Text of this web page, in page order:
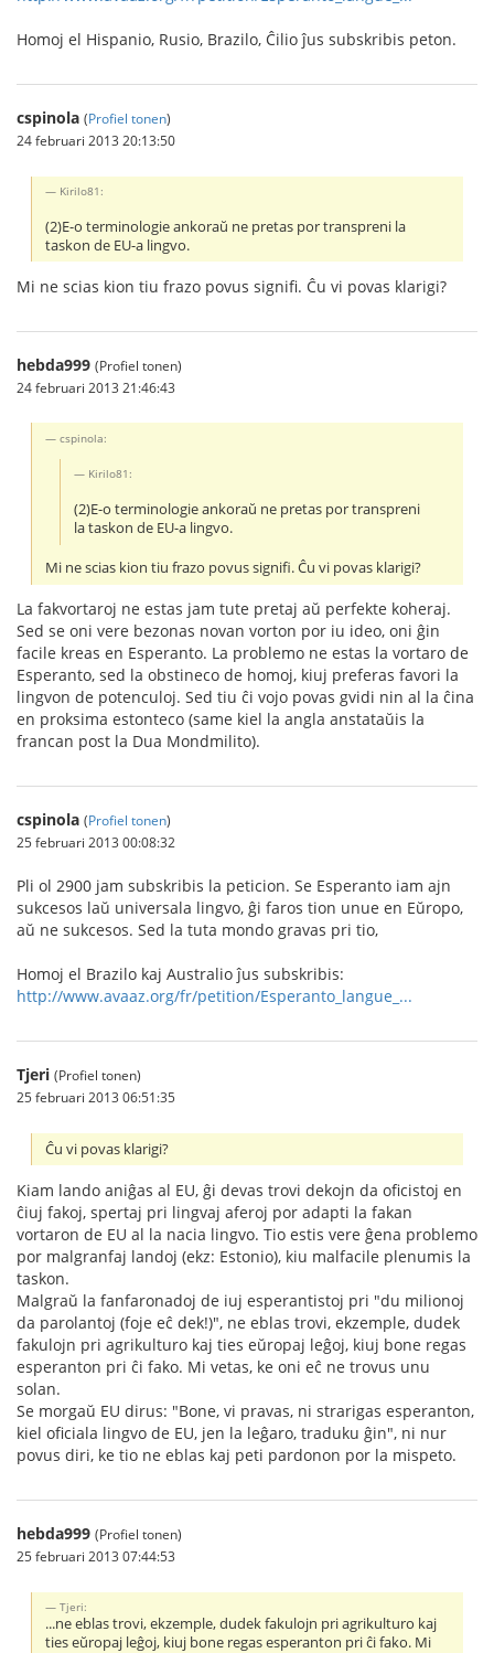
Homoj el Hispanio, Rusio, Brazilo, Ĉilio ĵus subskribis peton.
cspinola (Profiel tonen)
24 februari 2013 20:13:50
Kirilo81:
(2)E-o terminologie ankoraŭ ne pretas por transpreni la
taskon de EU-a lingvo.
Mi ne scias kion tiu frazo povus signifi. Ĉu vi povas klarigi?
hebda999 (Profiel tonen)
24 februari 2013 21:46:43
cspinola:
Kirilo81:
(2)E-o terminologie ankoraŭ ne pretas por transpreni
la taskon de EU-a lingvo.
Mi ne scias kion tiu frazo povus signifi. Ĉu vi povas klarigi?
La fakvortaroj ne estas jam tute pretaj aŭ perfekte koheraj.
Sed se oni vere bezonas novan vorton por iu ideo, oni ĝin
facile kreas en Esperanto. La problemo ne estas la vortaro de
Esperanto, sed la obstineco de homoj, kiuj preferas favori la
lingvon de potenculoj. Sed tiu ĉi vojo povas gvidi nin al la ĉina
en proksima estonteco (same kiel la angla anstataŭis la
francan post la Dua Mondmilito).
cspinola (Profiel tonen)
25 februari 2013 00:08:32
Pli ol 2900 jam subskribis la peticion. Se Esperanto iam ajn
sukcesos laŭ universala lingvo, ĝi faros tion unue en Eŭropo,
aŭ ne sukcesos. Sed la tuta mondo gravas pri tio,
Homoj el Brazilo kaj Australio ĵus subskribis:
http://www.avaaz.org/fr/petition/Esperanto_langue_...
Tjeri (Profiel tonen)
25 februari 2013 06:51:35
Ĉu vi povas klarigi?
Kiam lando aniĝas al EU, ĝi devas trovi dekojn da oficistoj en
ĉiuj fakoj, spertaj pri lingvaj aferoj por adapti la fakan
vortaron de EU al la nacia lingvo. Tio estis vere ĝena problemo
por malgranfaj landoj (ekz: Estonio), kiu malfacile plenumis la
taskon.
Malgraŭ la fanfaronadoj de iuj esperantistoj pri "du milionoj
da parolantoj (foje eĉ dek!)", ne eblas trovi, ekzemple, dudek
fakulojn pri agrikulturo kaj ties eŭropaj leĝoj, kiuj bone regas
esperanton pri ĉi fako. Mi vetas, ke oni eĉ ne trovus unu
solan.
Se morgaŭ EU dirus: "Bone, vi pravas, ni strarigas esperanton,
kiel oficiala lingvo de EU, jen la leĝaro, traduku ĝin", ni nur
povus diri, ke tio ne eblas kaj peti pardonon por la mispeto.
hebda999 (Profiel tonen)
25 februari 2013 07:44:53
Tjeri:
...ne eblas trovi, ekzemple, dudek fakulojn pri agrikulturo kaj
ties eŭropaj leĝoj, kiuj bone regas esperanton pri ĉi fako. Mi